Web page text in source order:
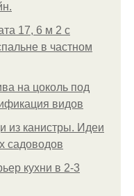
17, 6 м 2 с
в частном
на цоколь под
видов
из канистры. Идеи
садоводов
кухни в 2-3